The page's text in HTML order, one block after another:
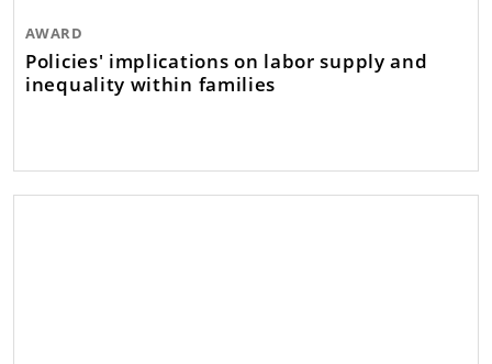
AWARD
Policies' implications on labor supply and
inequality within families